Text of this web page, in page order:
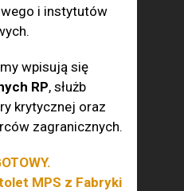
i instytutów
wpisują się
RP, służb
krytycznej oraz
zagranicznych.
MPS z Fabryki